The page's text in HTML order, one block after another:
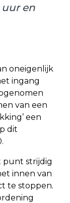
en
oneigenlijk
ingang
van een
een
dit
punt strijdig
innen van
te stoppen.